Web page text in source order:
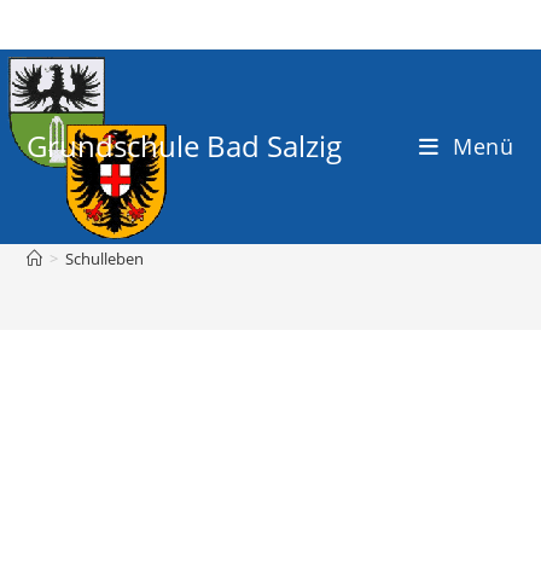
Grundschule Bad Salzig Menü
Schulleben
> Schulleben